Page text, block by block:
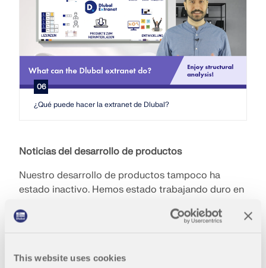
This website uses cookies
06
¿Qué puede hacer la extranet de Dlubal?
Noticias del desarrollo de productos
Nuestro desarrollo de productos tampoco ha
estado inactivo. Hemos estado trabajando duro en
RSECTION 1 y RWIND 2. Numerosasfunciones
de software. En particular, nos gustaría destacar